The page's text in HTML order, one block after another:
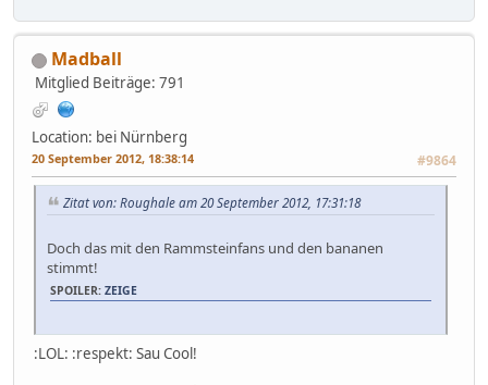
Madball
Mitglied Beiträge: 791
Location: bei Nürnberg
20 September 2012, 18:38:14 #9864
Zitat von: Roughale am 20 September 2012, 17:31:18
Doch das mit den Rammsteinfans und den bananen
stimmt!
SPOILER: ZEIGE
:LOL: :respekt: Sau Cool!